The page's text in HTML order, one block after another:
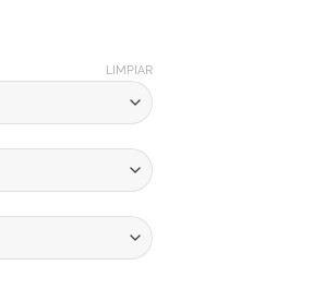
LIMPIAR